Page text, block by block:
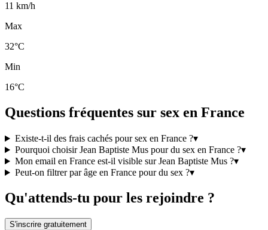
11 km/h
Max
32°C
Min
16°C
Questions fréquentes sur sex en France
Existe-t-il des frais cachés pour sex en France ?▾
Pourquoi choisir Jean Baptiste Mus pour du sex en France ?▾
Mon email en France est-il visible sur Jean Baptiste Mus ?▾
Peut-on filtrer par âge en France pour du sex ?▾
Qu'attends-tu pour les rejoindre ?
S'inscrire gratuitement